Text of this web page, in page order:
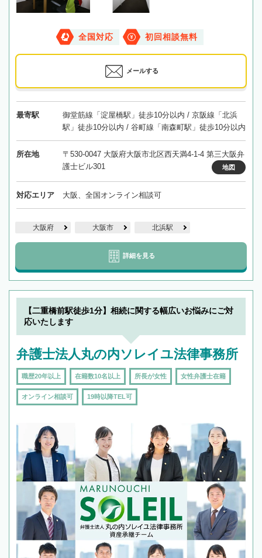
全国対応 初回相談無料
メールする
最寄駅
御堂筋線「淀屋橋駅」徒歩10分以内 / 京阪線「北浜
駅」徒歩10分以内 / 谷町線「南森町駅」徒歩10分以内
所在地
〒530-0047 大阪府大阪市北区西天満4-1-4 第三大阪弁
護士ビル301
地図
対応エリア 大阪、全国オンライン相談可
大阪府 大阪市 北浜駅
詳細を見る
【二重橋前駅徒歩1分】相続に関する幅広いお悩みにご対
応いたします
弁護士法人丸の内ソレイユ法律事務所
職歴20年以上 在籍数10名以上 所長が女性 女性弁護士在籍
オンライン相談可 19時以降TEL可